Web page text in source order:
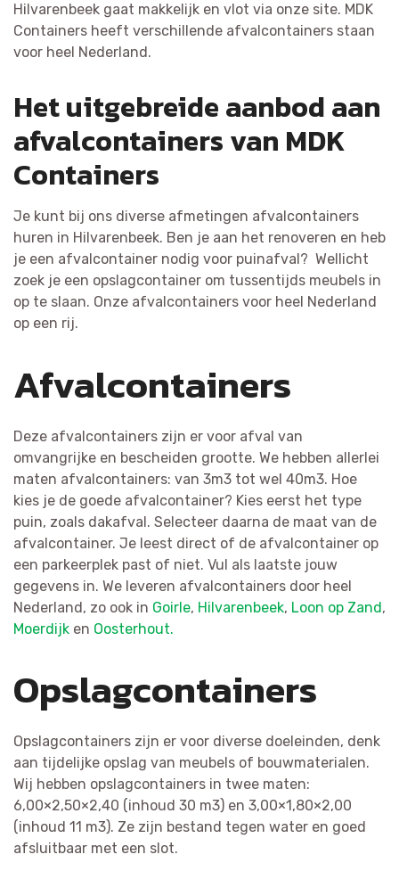
Hilvarenbeek gaat makkelijk en vlot via onze site. MDK
Containers heeft verschillende afvalcontainers staan
voor heel Nederland.
Het uitgebreide aanbod aan
afvalcontainers van MDK
Containers
Je kunt bij ons diverse afmetingen afvalcontainers
huren in Hilvarenbeek. Ben je aan het renoveren en heb
je een afvalcontainer nodig voor puinafval? Wellicht
zoek je een opslagcontainer om tussentijds meubels in
op te slaan. Onze afvalcontainers voor heel Nederland
op een rij.
Afvalcontainers
Deze afvalcontainers zijn er voor afval van
omvangrijke en bescheiden grootte. We hebben allerlei
maten afvalcontainers: van 3m3 tot wel 40m3. Hoe
kies je de goede afvalcontainer? Kies eerst het type
puin, zoals dakafval. Selecteer daarna de maat van de
afvalcontainer. Je leest direct of de afvalcontainer op
een parkeerplek past of niet. Vul als laatste jouw
gegevens in. We leveren afvalcontainers door heel
Nederland, zo ook in Goirle, Hilvarenbeek, Loon op Zand,
Moerdijk en Oosterhout.
Opslagcontainers
Opslagcontainers zijn er voor diverse doeleinden, denk
aan tijdelijke opslag van meubels of bouwmaterialen.
Wij hebben opslagcontainers in twee maten:
6,00×2,50×2,40 (inhoud 30 m3) en 3,00×1,80×2,00
(inhoud 11 m3). Ze zijn bestand tegen water en goed
afsluitbaar met een slot.